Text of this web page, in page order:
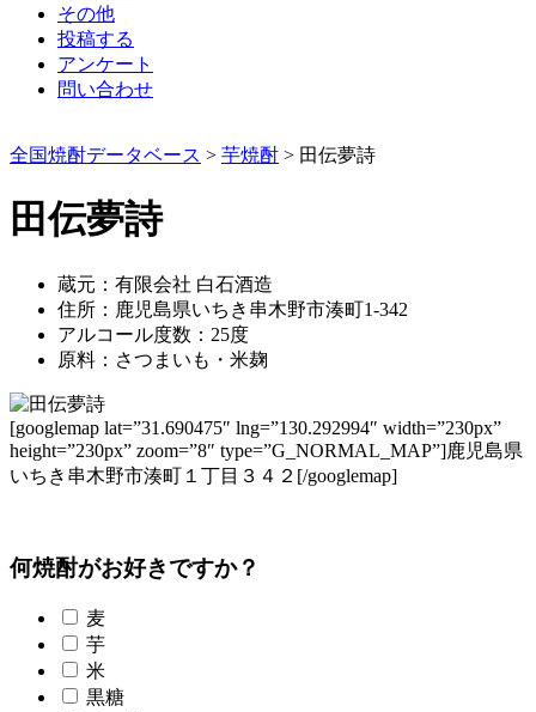
その他
投稿する
アンケート
問い合わせ
全国焼酎データベース > 芋焼酎 > 田伝夢詩
田伝夢詩
蔵元：有限会社 白石酒造
住所：鹿児島県いちき串木野市湊町1-342
アルコール度数：25度
原料：さつまいも・米麹
[googlemap lat=”31.690475″ lng=”130.292994″ width=”230px”
height=”230px” zoom=”8″ type=”G_NORMAL_MAP”]鹿児島県
いちき串木野市湊町１丁目３４２[/googlemap]
何焼酎がお好きですか？
麦
芋
米
黒糖